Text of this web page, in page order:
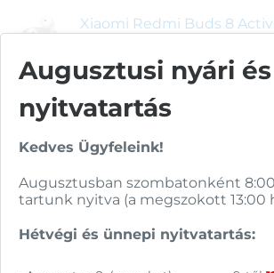
Xiaomi Redmi Buds 8
6 690Ft
Épített Bovito 3D tervező
5, 32GB RAM, 2TB SSD,
739 900
Ft
(ezüst)
228 990 Ft
Épített Bovito 3D tervező
Augusztusi nyári
nyitvatartás
Kedves Ügyfeleink!
Augusztusban szombatonként
tartunk nyitva (a megszokott 13:00
Hétvégi és ünnepi nyitvatartás: